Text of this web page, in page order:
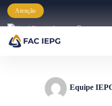
Atenção
Graduação IEPG 2026!
Equipe